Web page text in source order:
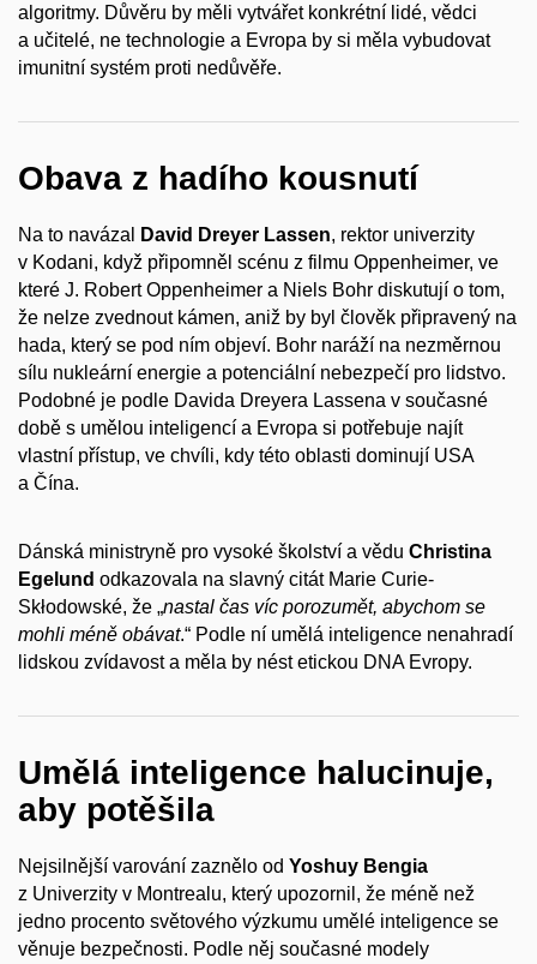
algoritmy. Důvěru by měli vytvářet konkrétní lidé, vědci
a učitelé, ne technologie a Evropa by si měla vybudovat
imunitní systém proti nedůvěře.
Obava z hadího kousnutí
Na to navázal David Dreyer Lassen, rektor univerzity
v Kodani, když připomněl scénu z filmu Oppenheimer, ve
které J. Robert Oppenheimer a Niels Bohr diskutují o tom,
že nelze zvednout kámen, aniž by byl člověk připravený na
hada, který se pod ním objeví. Bohr naráží na nezměrnou
sílu nukleární energie a potenciální nebezpečí pro lidstvo.
Podobné je podle Davida Dreyera Lassena v současné
době s umělou inteligencí a Evropa si potřebuje najít
vlastní přístup, ve chvíli, kdy této oblasti dominují USA
a Čína.
Dánská ministryně pro vysoké školství a vědu Christina
Egelund odkazovala na slavný citát Marie Curie-
Skłodowské, že „nastal čas víc porozumět, abychom se
mohli méně obávat.“ Podle ní umělá inteligence nenahradí
lidskou zvídavost a měla by nést etickou DNA Evropy.
Umělá inteligence halucinuje,
aby potěšila
Nejsilnější varování zaznělo od Yoshuy Bengia
z Univerzity v Montrealu, který upozornil, že méně než
jedno procento světového výzkumu umělé inteligence se
věnuje bezpečnosti. Podle něj současné modely